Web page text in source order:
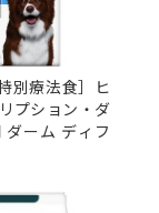
別療法食］ヒ
プション・ダ
ダーム ディフ